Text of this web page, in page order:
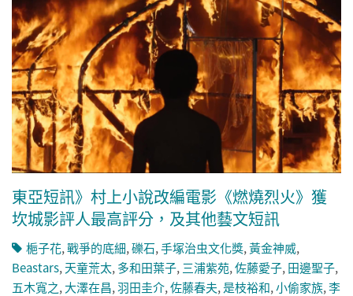
東亞短訊》村上小說改編電影《燃燒烈火》獲
坎城影評人最高評分，及其他藝文短訊
梔子花,戰爭的底細,礫石,手塚治虫文化獎,黃金神威,
Beastars, 天童荒太, 多和田葉子, 三浦紫苑,佐藤愛子, 田邊聖子,
五木寬之, 大澤在昌,羽田圭介,佐藤春夫,是枝裕和,小偷家族,李